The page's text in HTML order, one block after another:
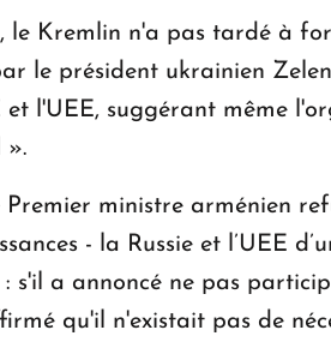
Kremlin n'a pas tardé à
le président ukrainien
l'UEE, suggérant même
».
ministre arménien
- la Russie et l’UEE
s'il a annoncé ne pas
qu'il n'existait pas de